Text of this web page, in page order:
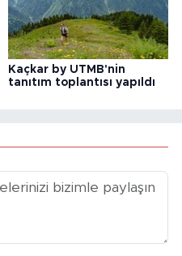
Kaçkar by UTMB'nin
tanıtım toplantısı yapıldı